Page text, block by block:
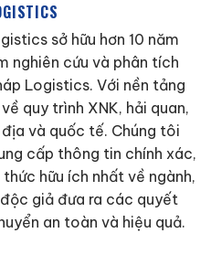
sở hữu hơn 10 năm
nghiên cứu và phân tích
Logistics. Với nền tảng
quy trình XNK, hải quan,
và quốc tế. Chúng tôi
cấp thông tin chính xác,
thức hữu ích nhất về ngành,
giả đưa ra các quyết
an toàn và hiệu quả.